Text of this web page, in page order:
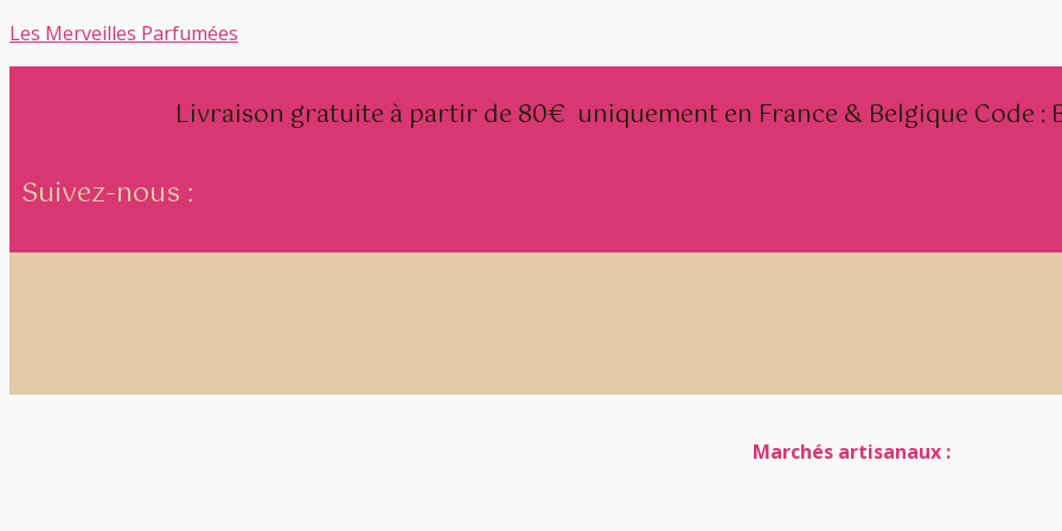
Les Merveilles Parfumées
Livraison gratuite à partir de 80€ uniquement en France & Belgique Code :
Suivez-nous :
Marchés artisanaux :